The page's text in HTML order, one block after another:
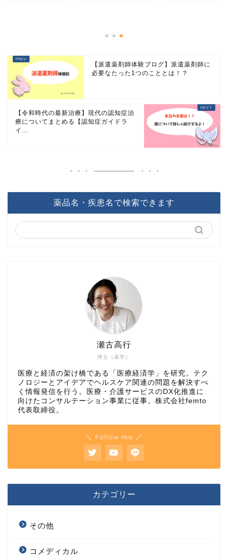
【派遣薬剤師体験ブログ】派遣薬剤師に
必要なたった1つのこととは！？
【令和時代の最新治療】現代の認知症治
療についてまとめる【認知症ガイドラ
イ...
薬品名・疾患名で検索できます
博士（薬学）
瀬古高行
医療と経済の架け橋である「医療経済学」を研究。テク
ノロジーとアイデアでヘルスケア関連の問題を解決すべ
く情報発信を行う。医療・介護サービスのDX化推進に
向けたコンサルテーション事業に従事。株式会社femto
代表取締役。
＼ Follow me ／
カテゴリー
その他
コメディカル